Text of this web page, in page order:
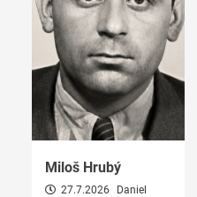
Miloš Hrubý
27.7.2026
Daniel